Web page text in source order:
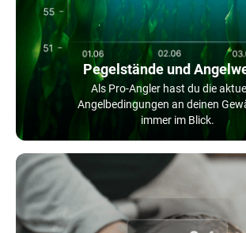
Pegelstände und
Als Pro-Angler hast du die
Angelbedingungen an deinen
immer im Blick.